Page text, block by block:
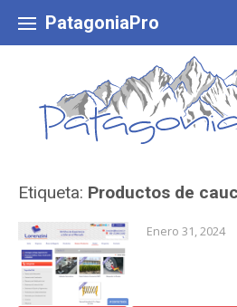
content
PatagoniaPro
Etiqueta: Productos de
Enero 31, 2024